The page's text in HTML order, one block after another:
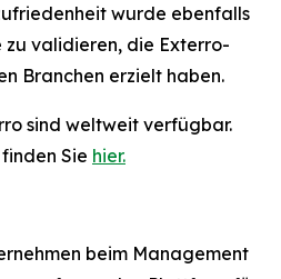
wurde ebenfalls
validieren, die Exterro-
Branchen erzielt haben.
sind weltweit verfügbar.
Sie hier.
beim Management